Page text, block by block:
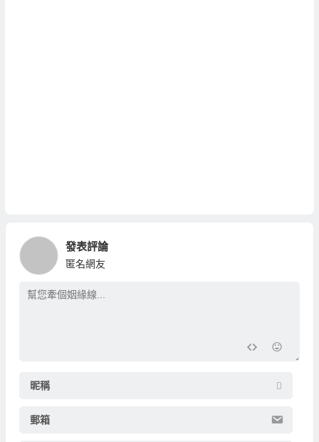
發表評論
匿名網友
昵稱
郵箱